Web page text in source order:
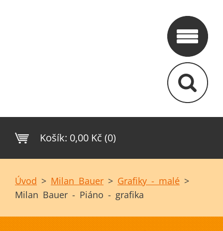
Košík: 0,00 Kč (0)
Úvod > Milan Bauer > Grafiky - malé >
Milan Bauer - Piáno - grafika